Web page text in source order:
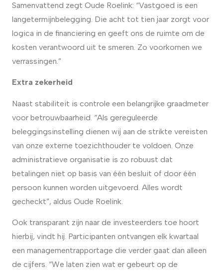
Samenvattend zegt Oude Roelink: “Vastgoed is een
langetermijnbelegging. Die acht tot tien jaar zorgt voor
logica in de financiering en geeft ons de ruimte om de
kosten verantwoord uit te smeren. Zo voorkomen we
verrassingen.”
Extra zekerheid
Naast stabiliteit is controle een belangrijke graadmeter
voor betrouwbaarheid. “Als gereguleerde
beleggingsinstelling dienen wij aan de strikte vereisten
van onze externe toezichthouder te voldoen. Onze
administratieve organisatie is zo robuust dat
betalingen niet op basis van één besluit of door één
persoon kunnen worden uitgevoerd. Alles wordt
gecheckt”, aldus Oude Roelink.
Ook transparant zijn naar de investeerders toe hoort
hierbij, vindt hij. Participanten ontvangen elk kwartaal
een managementrapportage die verder gaat dan alleen
de cijfers. “We laten zien wat er gebeurt op de